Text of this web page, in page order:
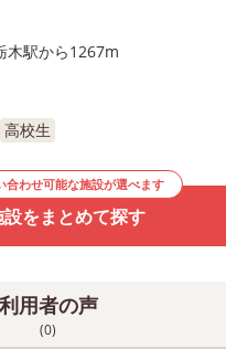
木駅から1267m
高校生
合わせ可能な施設が選べます
をまとめて探す
利用者の声
(0)